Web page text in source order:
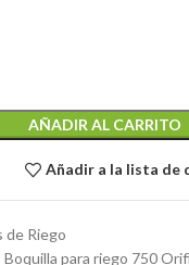
AÑADIR AL CARRITO
Añadir a la lista de
de Riego
Boquilla para riego 750